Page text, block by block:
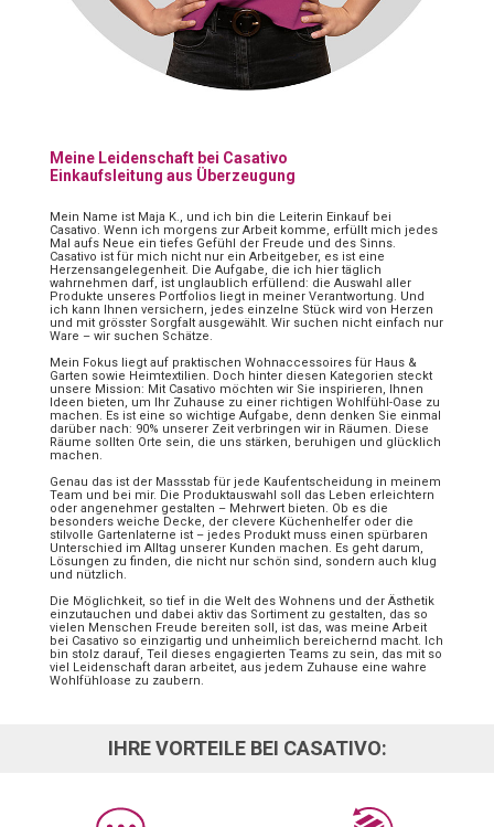
Meine Leidenschaft bei Casativo
Einkaufsleitung aus Überzeugung
Mein Name ist Maja K., und ich bin die Leiterin Einkauf bei
Casativo. Wenn ich morgens zur Arbeit komme, erfüllt mich jedes
Mal aufs Neue ein tiefes Gefühl der Freude und des Sinns.
Casativo ist für mich nicht nur ein Arbeitgeber, es ist eine
Herzensangelegenheit. Die Aufgabe, die ich hier täglich
wahrnehmen darf, ist unglaublich erfüllend: die Auswahl aller
Produkte unseres Portfolios liegt in meiner Verantwortung. Und
ich kann Ihnen versichern, jedes einzelne Stück wird von Herzen
und mit grösster Sorgfalt ausgewählt. Wir suchen nicht einfach nur
Ware – wir suchen Schätze.
Mein Fokus liegt auf praktischen Wohnaccessoires für Haus &
Garten sowie Heimtextilien. Doch hinter diesen Kategorien steckt
unsere Mission: Mit Casativo möchten wir Sie inspirieren, Ihnen
Ideen bieten, um Ihr Zuhause zu einer richtigen Wohlfühl-Oase zu
machen. Es ist eine so wichtige Aufgabe, denn denken Sie einmal
darüber nach: 90% unserer Zeit verbringen wir in Räumen. Diese
Räume sollten Orte sein, die uns stärken, beruhigen und glücklich
machen.
Genau das ist der Massstab für jede Kaufentscheidung in meinem
Team und bei mir. Die Produktauswahl soll das Leben erleichtern
oder angenehmer gestalten – Mehrwert bieten. Ob es die
besonders weiche Decke, der clevere Küchenhelfer oder die
stilvolle Gartenlaterne ist – jedes Produkt muss einen spürbaren
Unterschied im Alltag unserer Kunden machen. Es geht darum,
Lösungen zu finden, die nicht nur schön sind, sondern auch klug
und nützlich.
Die Möglichkeit, so tief in die Welt des Wohnens und der Ästhetik
einzutauchen und dabei aktiv das Sortiment zu gestalten, das so
vielen Menschen Freude bereiten soll, ist das, was meine Arbeit
bei Casativo so einzigartig und unheimlich bereichernd macht. Ich
bin stolz darauf, Teil dieses engagierten Teams zu sein, das mit so
viel Leidenschaft daran arbeitet, aus jedem Zuhause eine wahre
Wohlfühloase zu zaubern.
IHRE VORTEILE BEI CASATIVO: